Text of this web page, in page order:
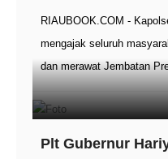
RIAUBOOK.COM -
mengajak seluruh
dan merawat Jembatan
Plt Gubernur